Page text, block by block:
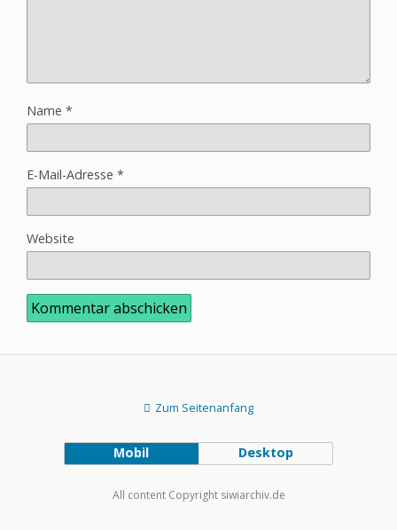
Name *
E-Mail-Adresse *
Website
Zum Seitenanfang
Mobil Desktop
All content Copyright siwiarchiv.de